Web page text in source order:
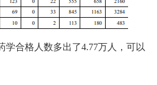
合格人数多出了4.77万人，可以